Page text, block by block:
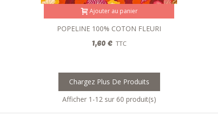
Ajouter au panier
POPELINE 100% COTON FLEURI
ROUILLE /PARME 150CM Hansen
1,60 € TTC
Chargez Plus De Produits
Afficher 1 -12 sur 60 produit(s)